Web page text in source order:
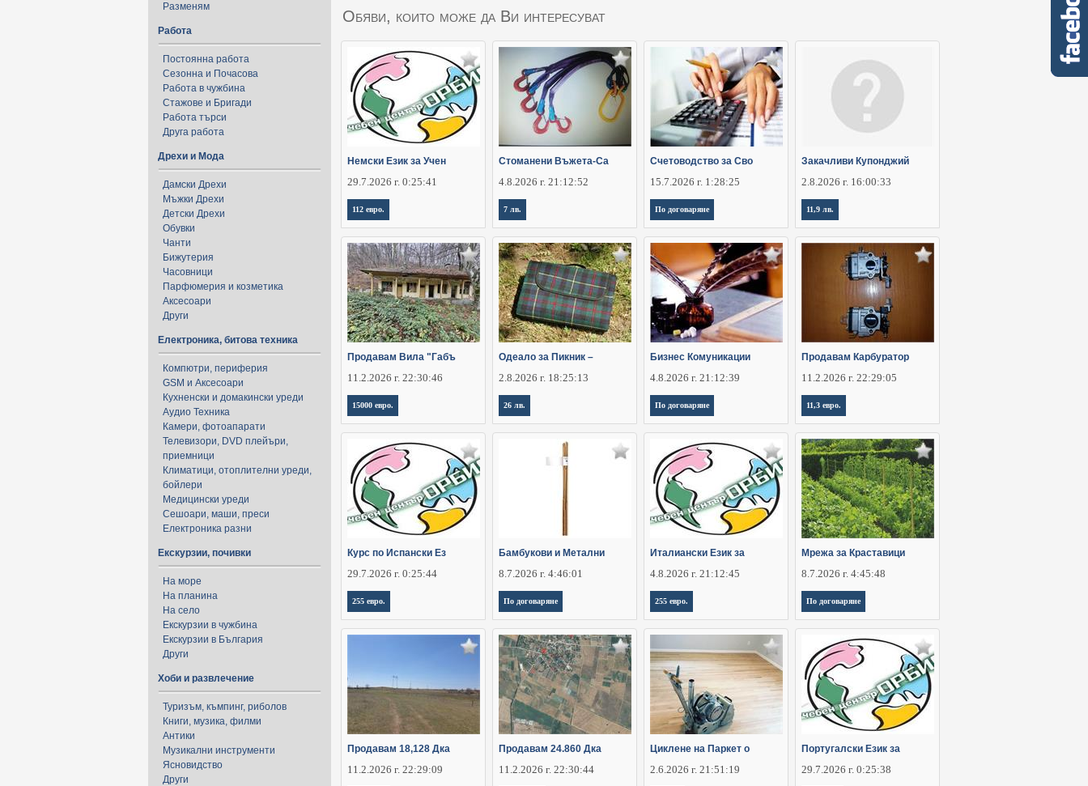
Разменям
Работа
Постоянна работа
Сезонна и Почасова
Работа в чужбина
Стажове и Бригади
Работа търси
Друга работа
Дрехи и Мода
Дамски Дрехи
Мъжки Дрехи
Детски Дрехи
Обувки
Чанти
Бижутерия
Часовници
Парфюмерия и козметика
Аксесоари
Други
Електроника, битова техника
Компютри, периферия
GSM и Аксесоари
Кухненски и домакински уреди
Аудио Техника
Камери, фотоапарати
Телевизори, DVD плейъри,
приемници
Климатици, отоплителни уреди,
бойлери
Медицински уреди
Сешоари, маши, преси
Електроника разни
Екскурзии, почивки
На море
На планина
На село
Екскурзии в чужбина
Екскурзии в България
Други
Хоби и развлечение
Туризъм, къмпинг, риболов
Книги, музика, филми
Антики
Музикални инструменти
Ясновидство
Други
Обяви, които може да Ви интересуват
Немски Език за Учен
29.7.2026 г. 0:25:41
112 евро.
Стоманени Въжета-Са
4.8.2026 г. 21:12:52
7 лв.
Счетоводство за Сво
15.7.2026 г. 1:28:25
По договаряне
Закачливи Купонджий
2.8.2026 г. 16:00:33
11,9 лв.
Продавам Вила "Габъ
11.2.2026 г. 22:30:46
15000 евро.
Одеало за Пикник –
2.8.2026 г. 18:25:13
26 лв.
Бизнес Комуникации
4.8.2026 г. 21:12:39
По договаряне
Продавам Карбуратор
11.2.2026 г. 22:29:05
11,3 евро.
Курс по Испански Ез
29.7.2026 г. 0:25:44
255 евро.
Бамбукови и Метални
8.7.2026 г. 4:46:01
По договаряне
Италиански Език за
4.8.2026 г. 21:12:45
255 евро.
Мрежа за Краставици
8.7.2026 г. 4:45:48
По договаряне
Продавам 18,128 Дка
11.2.2026 г. 22:29:09
Продавам 24.860 Дка
11.2.2026 г. 22:30:44
Циклене на Паркет о
2.6.2026 г. 21:51:19
Португалски Език за
29.7.2026 г. 0:25:38